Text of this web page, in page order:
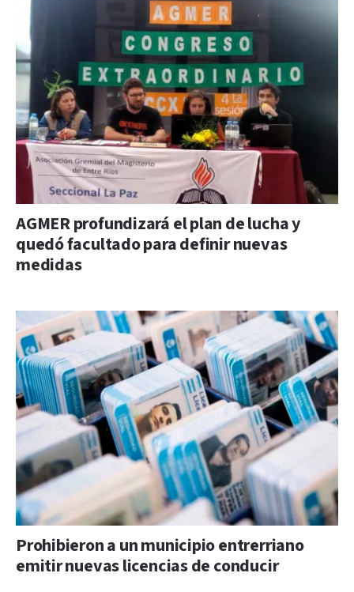
AGMER profundizará el plan de lucha y
quedó facultado para definir nuevas
medidas
Prohibieron a un municipio entrerriano
emitir nuevas licencias de conducir